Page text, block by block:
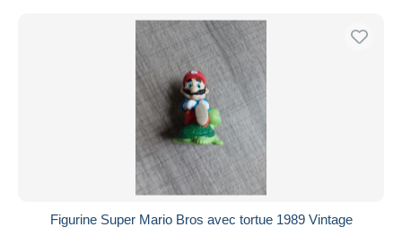
Figurine Super Mario Bros avec tortue 1989 Vintage